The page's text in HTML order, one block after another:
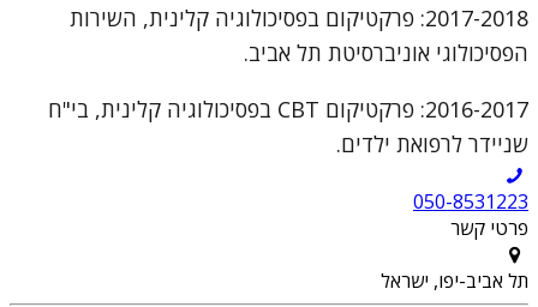
2017-2018: פרקטיקום בפסיכולוגיה קלינית, השירות
הפסיכולוגי אוניברסיטת תל אביב.
2016-2017: פרקטיקום CBT בפסיכולוגיה קלינית, בי"ח
שניידר לרפואת ילדים.
050-8531223
פרטי קשר
תל אביב-יפו, ישראל